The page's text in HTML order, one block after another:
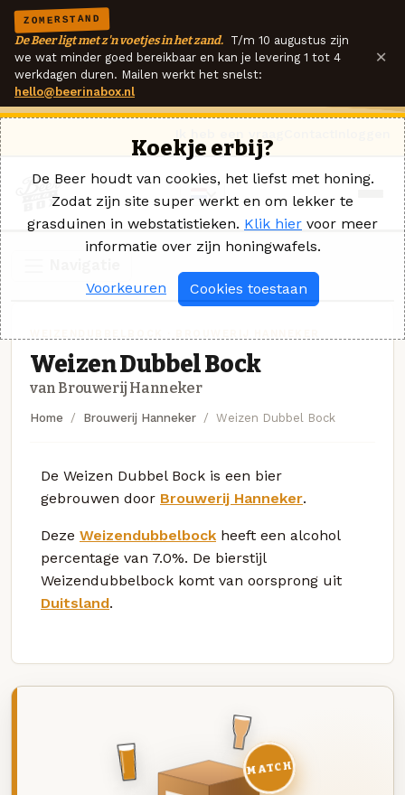
ZOMERSTAND
De Beer ligt met z'n voetjes in het zand. T/m 10 augustus zijn
we wat minder goed bereikbaar en kan je levering 1 tot 4
werkdagen duren. Mailen werkt het snelst:
hello@beerinabox.nl
×
Weizen Dubbel Bock
van Brouwerij Hanneker
Home Brouwerij Hanneker Weizen Dubbel Bock
De Weizen Dubbel Bock is een bier
gebrouwen door Brouwerij Hanneker.
Deze Weizendubbelbock heeft een alcohol
percentage van 7.0%. De bierstijl
Weizendubbelbock komt van oorsprong uit
Duitsland.
MATCH
Koekje erbij?
De Beer houdt van cookies, het liefst met honing.
Zodat zijn site super werkt en om lekker te
grasduinen in webstatistieken. Klik hier voor meer
informatie over zijn honingwafels.
Voorkeuren Cookies toestaan